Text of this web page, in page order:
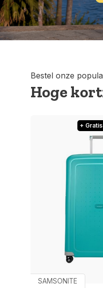
Bestel onze
Hoge
+
SAMSONITE